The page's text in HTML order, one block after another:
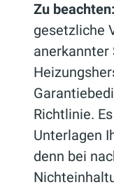
Zu beachten:
gesetzliche
anerkannter
Richtlinie.
Unterlagen
denn bei